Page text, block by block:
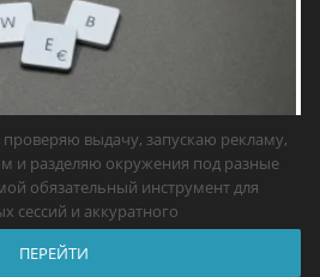
выдачу, запускаю рекламу,
и разделяю окружения под разные
обязательный инструмент для
сессий и аккуратного
ПЕРЕЙТИ